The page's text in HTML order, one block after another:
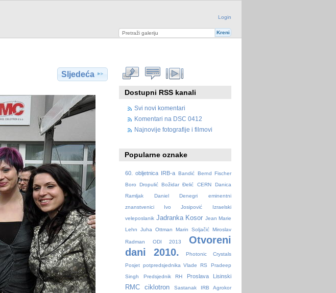
Login
Sljedeća
Dostupni RSS kanali
Svi novi komentari
Komentari na DSC 0412
Najnovije fotografije i filmovi
Popularne oznake
60. obljetnica IRB-a Bandić Bernd Fischer
Boro Dropulić
Božidar Đelić CERN
Danica
Ramljak
Daniel Denegri
eminentni
znanstvenici
Ivo Josipović
Izraelski
veleposlanik Jadranka Kosor Jean Marie
Lehn
Juha Ottman Marin Soljačić Miroslav
Radman ODI 2013
Otvoreni
dani 2010.
Photonic Crystals
Posjet potpredsjednika Vlade RS
Pradeep
Singh
Predsjednik RH Proslava Lisinski
RMC ciklotron
Sastanak IRB Agrokor